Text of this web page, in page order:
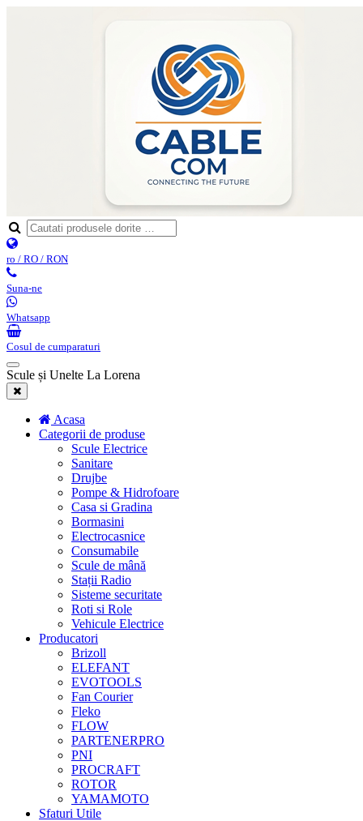
ro / RO / RON
Suna-ne
Whatsapp
Cosul de cumparaturi
Scule și Unelte La Lorena
Acasa
Categorii de produse
Scule Electrice
Sanitare
Drujbe
Pompe & Hidrofoare
Casa si Gradina
Bormasini
Electrocasnice
Consumabile
Scule de mână
Stații Radio
Sisteme securitate
Roti si Role
Vehicule Electrice
Producatori
Brizoll
ELEFANT
EVOTOOLS
Fan Courier
Fleko
FLOW
PARTENERPRO
PNI
PROCRAFT
ROTOR
YAMAMOTO
Sfaturi Utile